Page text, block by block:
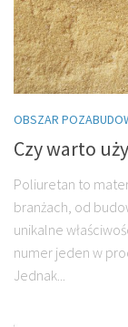
OBSZAR
Czy warto
Poliuretan to
branżach, od
unikalne
numer jeden w
Jednak...